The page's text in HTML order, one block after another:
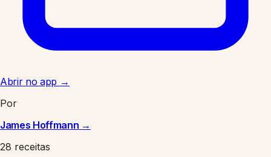
Abrir no app →
Por
James Hoffmann →
28 receitas